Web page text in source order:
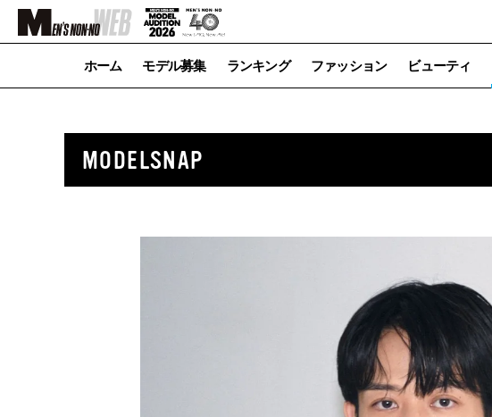
ホーム モデル募集 ランキング ファッション ビューティ
MODELSNAP